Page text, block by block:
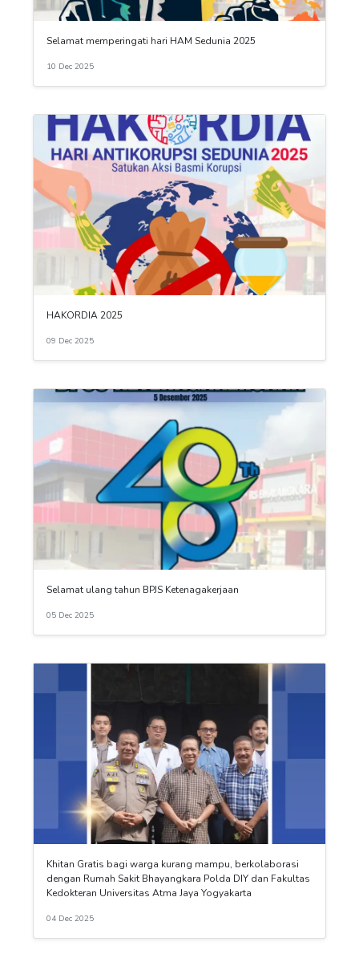
Selamat memperingati hari HAM Sedunia 2025
10 Dec 2025
HAKORDIA 2025
09 Dec 2025
Selamat ulang tahun BPJS Ketenagakerjaan
05 Dec 2025
Khitan Gratis bagi warga kurang mampu, berkolaborasi
dengan Rumah Sakit Bhayangkara Polda DIY dan Fakultas
Kedokteran Universitas Atma Jaya Yogyakarta
04 Dec 2025